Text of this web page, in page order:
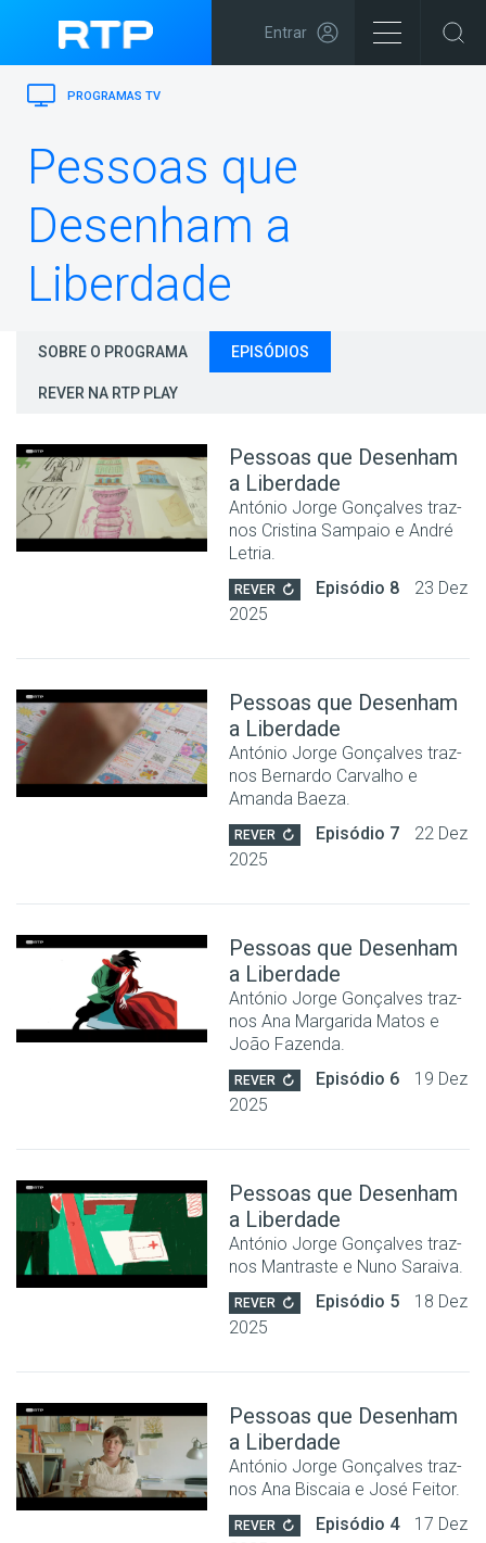
Entrar
PROGRAMAS TV
Pessoas que
Desenham a
Liberdade
SOBRE O PROGRAMA EPISÓDIOS
REVER NA RTP PLAY
Pessoas que Desenham
a Liberdade
António Jorge Gonçalves traz-
nos Cristina Sampaio e André
Letria.
REVER Episódio 8
23 Dez
2025
Pessoas que Desenham
a Liberdade
António Jorge Gonçalves traz-
nos Bernardo Carvalho e
Amanda Baeza.
REVER Episódio 7
22 Dez
2025
Pessoas que Desenham
a Liberdade
António Jorge Gonçalves traz-
nos Ana Margarida Matos e
João Fazenda.
REVER Episódio 6
19 Dez
2025
Pessoas que Desenham
a Liberdade
António Jorge Gonçalves traz-
nos Mantraste e Nuno Saraiva.
REVER Episódio 5
18 Dez
2025
Pessoas que Desenham
a Liberdade
António Jorge Gonçalves traz-
nos Ana Biscaia e José Feitor.
REVER Episódio 4
17 Dez